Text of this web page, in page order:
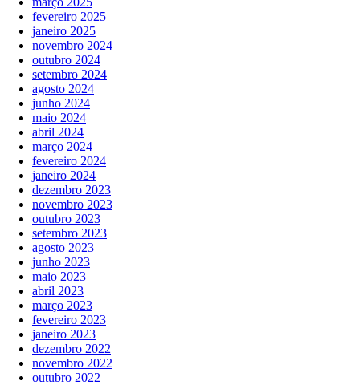
fevereiro 2025
janeiro 2025
novembro 2024
outubro 2024
setembro 2024
agosto 2024
junho 2024
maio 2024
abril 2024
março 2024
fevereiro 2024
janeiro 2024
dezembro 2023
novembro 2023
outubro 2023
setembro 2023
agosto 2023
junho 2023
maio 2023
abril 2023
março 2023
fevereiro 2023
janeiro 2023
dezembro 2022
novembro 2022
outubro 2022